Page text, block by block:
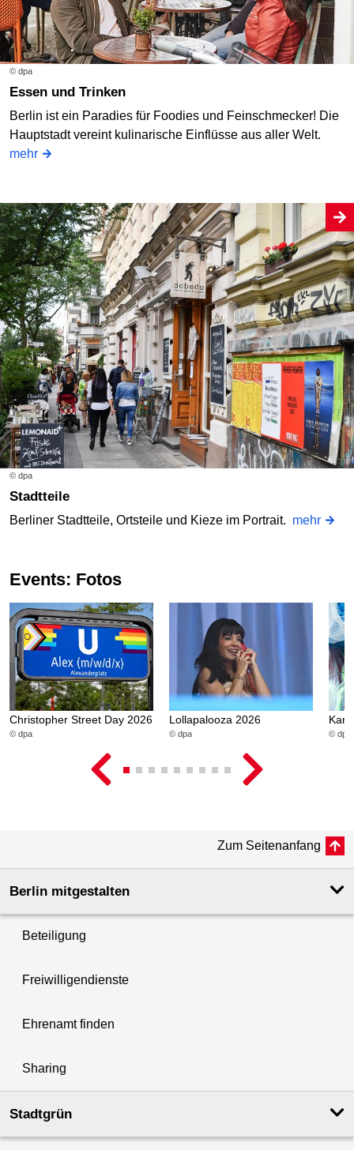
© dpa
Essen und Trinken
Berlin ist ein Paradies für Foodies und Feinschmecker! Die
Hauptstadt vereint kulinarische Einflüsse aus aller Welt.
mehr
© dpa
Stadtteile
Berliner Stadtteile, Ortsteile und Kieze im Portrait. mehr
Events: Fotos
Christopher Street Day 2026
© dpa
Lollapalooza 2026
© dpa © dpa
Zum Seitenanfang
Berlin mitgestalten
Beteiligung
Freiwilligendienste
Ehrenamt finden
Sharing
Stadtgrün